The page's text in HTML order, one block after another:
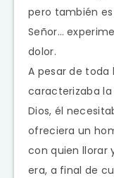
pero también
Señor…
dolor.
A pesar de
caracterizaba
Dios, él
ofreciera un
con quien llorar
era, a final de